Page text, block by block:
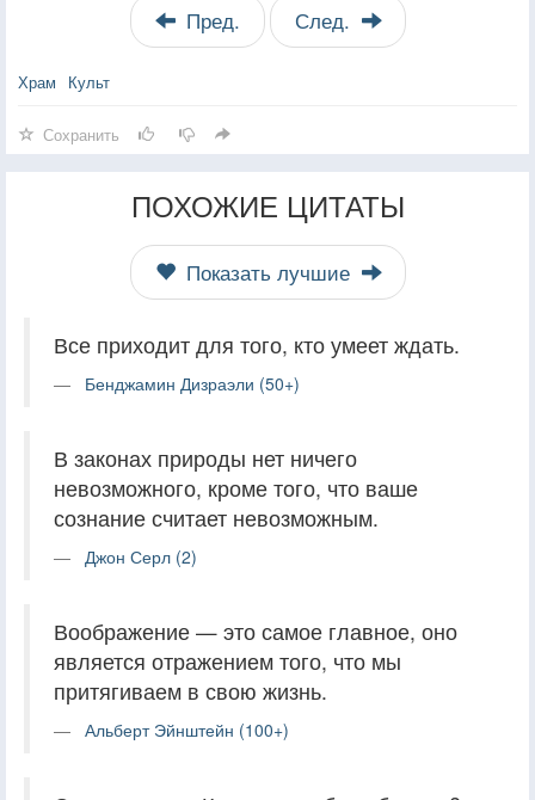
Пред. След.
Храм Культ
Сохранить
ПОХОЖИЕ ЦИТАТЫ
Показать лучшие
Все приходит для того, кто умеет ждать.
Бенджамин Дизраэли (50+)
В законах природы нет ничего
невозможного, кроме того, что ваше
сознание считает невозможным.
Джон Серл (2)
Воображение — это самое главное, оно
является отражением того, что мы
притягиваем в свою жизнь.
Альберт Эйнштейн (100+)